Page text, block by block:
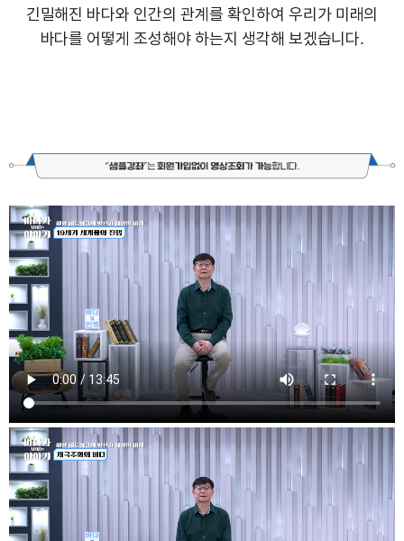
긴밀해진 바다와 인간의 관계를 확인하여 우리가 미래의
바다를 어떻게 조성해야 하는지 생각해 보겠습니다.